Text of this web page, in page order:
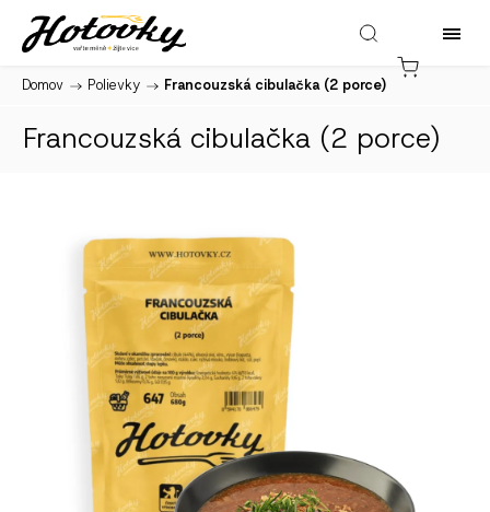
Domov / Polievky / Francouzská cibulačka (2 porce)
Francouzská cibulačka (2 porce)